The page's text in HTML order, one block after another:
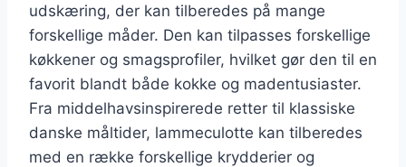
udskæring, der kan tilberedes på mange
forskellige måder. Den kan tilpasses forskellige
køkkener og smagsprofiler, hvilket gør den til en
favorit blandt både kokke og madentusiaster.
Fra middelhavsinspirerede retter til klassiske
danske måltider, lammeculotte kan tilberedes
med en række forskellige krydderier og